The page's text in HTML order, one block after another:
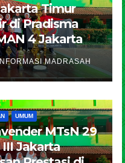
Timur
di Pradisma
4 Jakarta
MADRASAH
UMUM
MTsN 29
Jakarta